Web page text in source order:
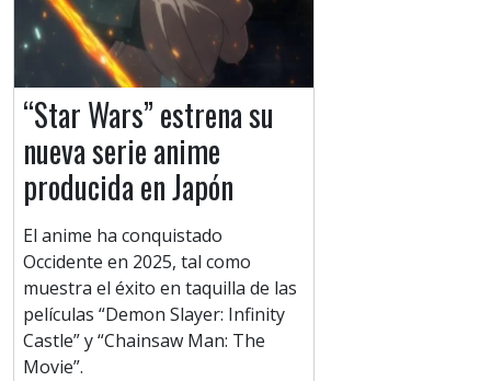
“Star Wars” estrena su
nueva serie anime
producida en Japón
El anime ha conquistado
Occidente en 2025, tal como
muestra el éxito en taquilla de las
películas “Demon Slayer: Infinity
Castle” y “Chainsaw Man: The
Movie”.